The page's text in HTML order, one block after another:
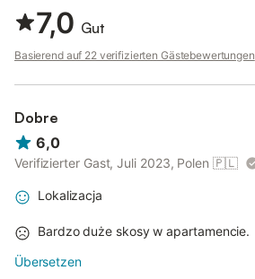
7,0 Gut
Basierend auf 22 verifizierten Gästebewertungen
Dobre
6,0
Verifizierter Gast, Juli 2023, Polen 🇵🇱
Lokalizacja
Bardzo duże skosy w apartamencie.
Übersetzen